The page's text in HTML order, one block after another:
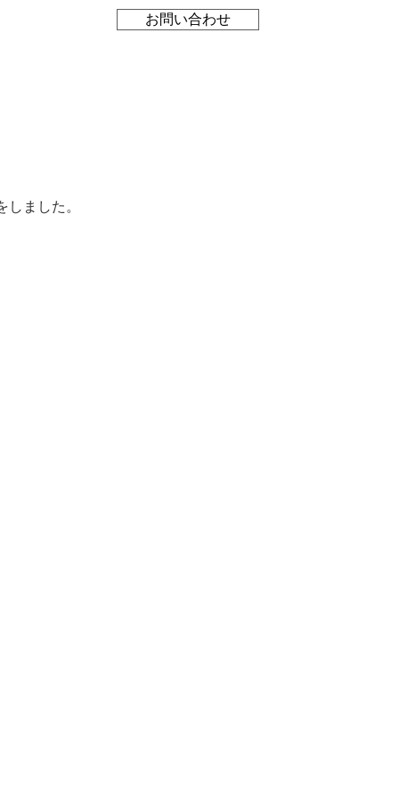
お問い合わせ
ました。